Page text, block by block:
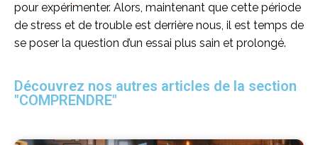
pour expérimenter. Alors, maintenant que cette période
de stress et de trouble est derrière nous, il est temps de
se poser la question d’un essai plus sain et prolongé.
Découvrez nos autres articles de la section
"COMPRENDRE"